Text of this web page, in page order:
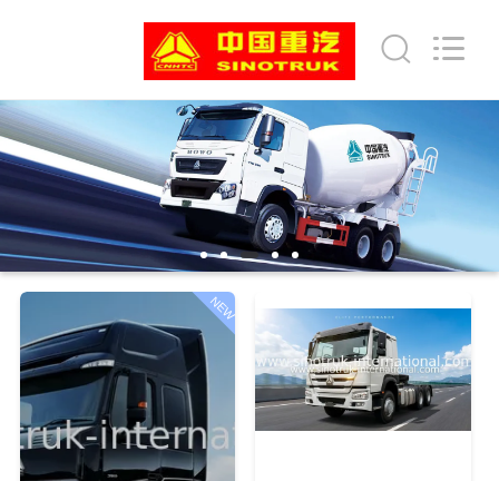
ДОМОЙ
ПРОДУКТЫ
О
НАС
ЭКСКУРСИЯ
ПО
ЗАВОДУ
NEW